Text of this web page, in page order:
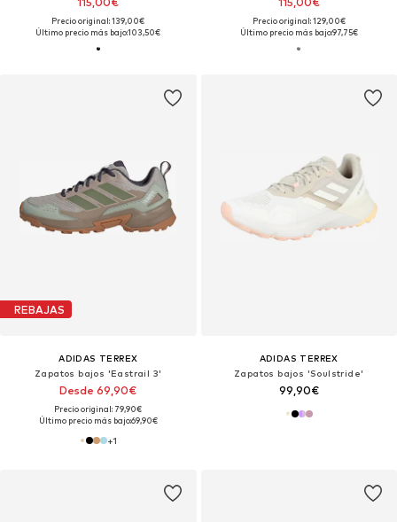
Precio original: 139,00€
Último precio más bajo:103,50€
Precio original: 129,00€
Último precio más bajo:97,75€
REBAJAS
ADIDAS TERREX
Zapatos bajos 'Eastrail 3'
Desde 69,90€
Precio original: 79,90€
Último precio más bajo:69,90€
+1
ADIDAS TERREX
Zapatos bajos 'Soulstride'
99,90€